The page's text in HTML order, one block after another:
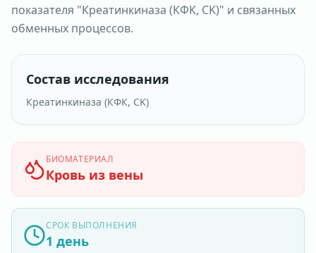
показателя "Креатинкиназа (КФК, CK)" и связанных
обменных процессов.
Состав исследования
Креатинкиназа (КФК, CK)
БИОМАТЕРИАЛ
Кровь из вены
СРОК ВЫПОЛНЕНИЯ
1 день